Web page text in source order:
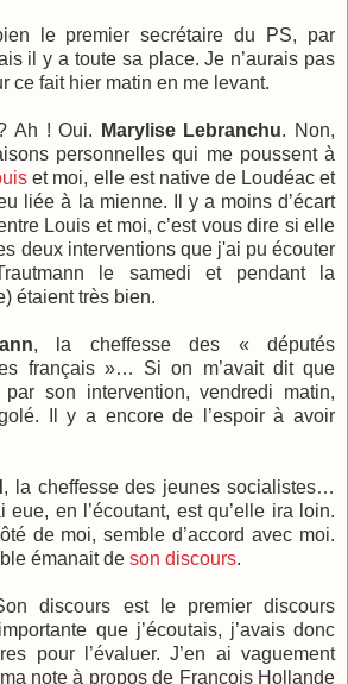
le premier secrétaire du PS, par
il y a toute sa place. Je n’aurais pas
ce fait hier matin en me levant.
Ah ! Oui. Marylise Lebranchu. Non,
personnelles qui me poussent à
et moi, elle est native de Loudéac et
liée à la mienne. Il y a moins d’écart
Louis et moi, c’est vous dire si elle
deux interventions que j'ai pu écouter
le samedi et pendant la
étaient très bien.
, la cheffesse des « députés
français »… Si on m’avait dit que
par son intervention, vendredi matin,
Il y a encore de l’espoir à avoir
, la cheffesse des jeunes socialistes…
eue, en l’écoutant, est qu’elle ira loin.
de moi, semble d’accord avec moi.
émanait de son discours.
discours est le premier discours
que j’écoutais, j’avais donc
pour l’évaluer. J’en ai vaguement
note à propos de François Hollande